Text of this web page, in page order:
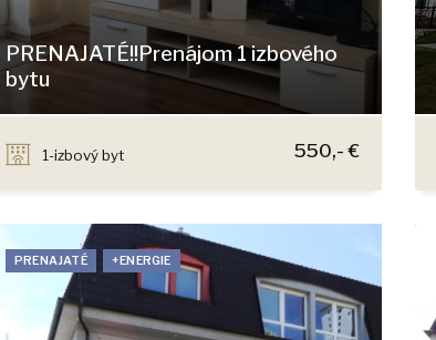
PRENAJATÉ!!Prenájom 1 izbového
bytu
1-izbový byt
550,- €
PRENAJATÉ +ENERGIE